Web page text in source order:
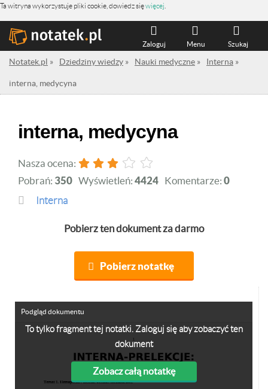
Ta witryna wykorzystuje pliki cookie, dowiedz sięwięcej
Szukaj
Menu
Zaloguj
Notatek.pl » Dziedziny wiedzy » Nauki medyczne » Interna »
interna, medycyna
interna, medycyna
Nasza ocena:
Pobrań: 350 Wyświetleń: 4424 Komentarze: 0
Interna
Pobierz ten dokument za darmo
Pobierz notatkę
To tylko fragment tej notatki. Zaloguj się aby zobaczyć ten
dokument
Zobacz całą notatkę
Podgląd dokumentu